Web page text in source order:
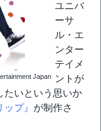
Japan
ユニバ
ーサ
ル・エ
ンター
テイメ
ントが
たいという思いか
プ』 が制作さ